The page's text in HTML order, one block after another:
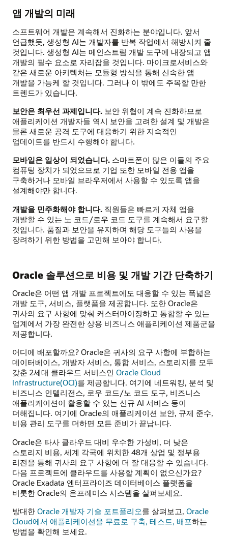
앱 개발의 미래
소프트웨어 개발은 계속해서 진화하는 분야입니다. 앞서
언급했듯, 생성형 AI는 개발자를 반복 작업에서 해방시켜 줄
것입니다. 생성형 AI는 메인스트림 개발 도구에 내장되고 앱
개발의 필수 요소로 자리잡을 것입니다. 마이크로서비스와
같은 새로운 아키텍처는 모듈형 방식을 통해 신속한 앱
개발을 가능케 할 것입니다. 그러나 이 밖에도 주목할 만한
트렌드가 있습니다.
보안은 최우선 과제입니다. 보안 위협이 계속 진화하므로
애플리케이션 개발자들 역시 보안을 고려한 설계 및 개발은
물론 새로운 공격 도구에 대응하기 위한 지속적인
업데이트를 반드시 수행해야 합니다.
모바일은 일상이 되었습니다. 스마트폰이 많은 이들의 주요
컴퓨팅 장치가 되었으므로 기업 또한 모바일 전용 앱을
구축하거나 모바일 브라우저에서 사용할 수 있도록 앱을
설계해야만 합니다.
개발을 민주화해야 합니다. 직원들은 빠르게 자체 앱을
개발할 수 있는 노 코드/로우 코드 도구를 계속해서 요구할
것입니다. 품질과 보안을 유지하며 해당 도구들의 사용을
장려하기 위한 방법을 고민해 보아야 합니다.
Oracle 솔루션으로 비용 및 개발 기간 단축하기
Oracle은 어떤 앱 개발 프로젝트에도 대응할 수 있는 폭넓은
개발 도구, 서비스, 플랫폼을 제공합니다. 또한 Oracle은
귀사의 요구 사항에 맞춰 커스터마이징하고 통합할 수 있는
업계에서 가장 완전한 상용 비즈니스 애플리케이션 제품군을
제공합니다.
어디에 배포할까요? Oracle은 귀사의 요구 사항에 부합하는
데이터베이스, 개발자 서비스, 통합 서비스, 스토리지를 모두
갖춘 2세대 클라우드 서비스인 Oracle Cloud
Infrastructure(OCI)를 제공합니다. 여기에 네트워킹, 분석 및
비즈니스 인텔리전스, 로우 코드/노 코드 도구, 비즈니스
애플리케이션이 활용할 수 있는 신규 AI 서비스 등이
더해집니다. 여기에 Oracle의 애플리케이션 보안, 규제 준수,
비용 관리 도구를 더하면 모든 준비가 끝납니다.
Oracle은 타사 클라우드 대비 우수한 가성비, 더 낮은
스토리지 비용, 세계 각국에 위치한 48개 상업 및 정부용
리전을 통해 귀사의 요구 사항에 더 잘 대응할 수 있습니다.
다음 프로젝트에 클라우드를 사용할 계획이 없으신가요?
Oracle Exadata 엔터프라이즈 데이터베이스 플랫폼을
비롯한 Oracle의 온프레미스 시스템을 살펴보세요.
방대한 Oracle 개발자 기술 포트폴리오를 살펴보고, Oracle
Cloud에서 애플리케이션을 무료로 구축, 테스트, 배포하는
방법을 확인해 보세요.